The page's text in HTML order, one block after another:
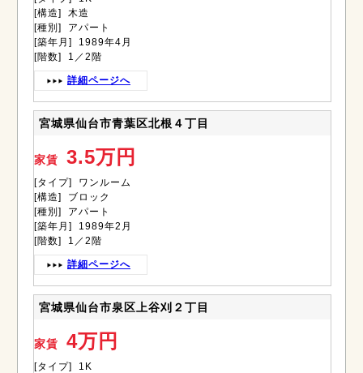
[構造] 木造
[種別] アパート
[築年月] 1989年4月
[階数] 1／2階
詳細ページへ
宮城県仙台市青葉区北根４丁目
家賃 3.5万円
[タイプ] ワンルーム
[構造] ブロック
[種別] アパート
[築年月] 1989年2月
[階数] 1／2階
詳細ページへ
宮城県仙台市泉区上谷刈２丁目
家賃 4万円
[タイプ] 1K